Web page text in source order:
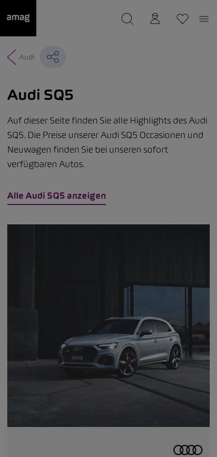
wurde als Ihre Garage gespeichert.
Audi
Audi SQ5
Alle Audi SQ5 anzeigen
Auf dieser Seite finden Sie alle Highlights des Audi
SQ5. Die Preise unserer Audi SQ5 Occasionen und
Neuwagen finden Sie bei unseren sofort
verfügbaren Autos.